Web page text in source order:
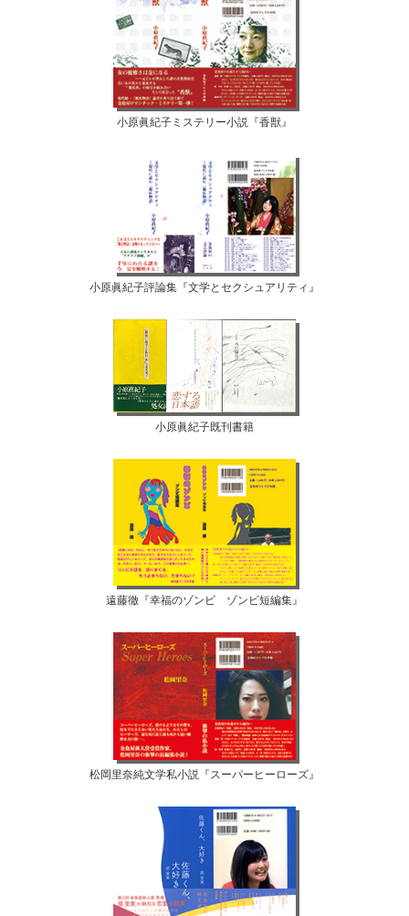
小原眞紀子ミステリー小説『香獣』
小原眞紀子評論集『文学とセクシュアリティ』
小原眞紀子既刊書籍
遠藤徹『幸福のゾンビ ゾンビ短編集』
松岡里奈純文学私小説『スーパーヒーローズ』